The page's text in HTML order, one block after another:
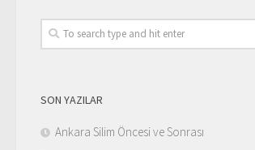
SON YAZILAR
Ankara Silim Öncesi ve Sonrası